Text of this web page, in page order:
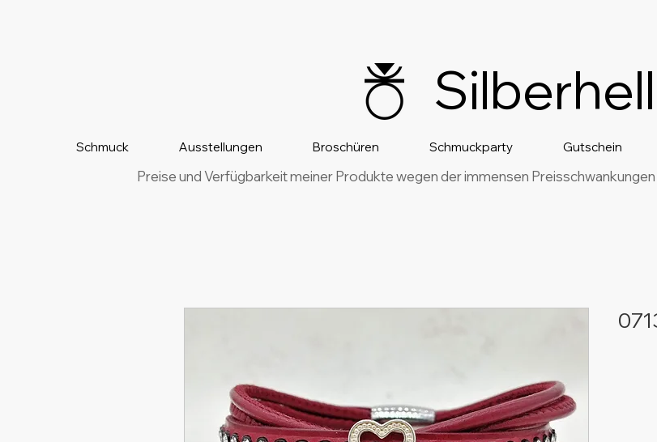
Schmuck Ausstellungen Broschüren Schmuckparty Gutschein
Preise und Verfügbarkeit meiner Produkte wegen der immensen
Silberhell